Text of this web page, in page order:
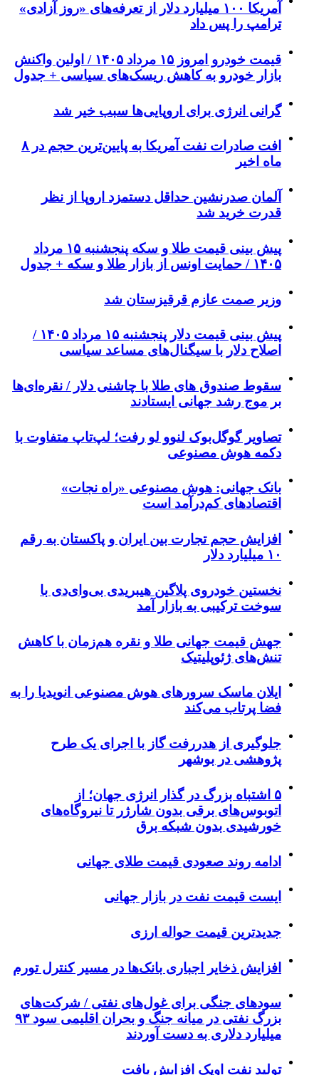
آمریکا ۱۰۰ میلیارد دلار از تعرفه‌های «روز آزادی»
ترامپ را پس داد
قیمت خودرو امروز ۱۵ مرداد ۱۴۰۵ / اولین واکنش
بازار خودرو به کاهش ریسک‌های سیاسی + جدول
گرانی انرژی برای اروپایی‌ها سبب خیر شد
افت صادرات نفت آمریکا به پایین‌ترین حجم در ۸
ماه اخیر
آلمان صدرنشین حداقل دستمزد اروپا از نظر
قدرت خرید شد
پیش‌ بینی قیمت طلا و سکه پنجشنبه ۱۵ مرداد
۱۴۰۵ / حمایت اونس از بازار طلا و سکه + جدول
وزیر صمت عازم قرقیزستان شد
پیش ‌بینی قیمت دلار پنجشنبه ۱۵ مرداد ۱۴۰۵ /
اصلاح دلار با سیگنال‌های مساعد سیاسی
سقوط صندوق های طلا با چاشنی دلار / نقره‌ای‌ها
بر موج رشد جهانی ایستادند
تصاویر گوگل‌بوک لنوو لو رفت؛ لپ‌تاپ متفاوت با
دکمه هوش مصنوعی
بانک جهانی: هوش مصنوعی «راه نجات»
اقتصادهای کم‌درآمد است
افزایش حجم تجارت بین ایران و پاکستان به رقم
۱۰ میلیارد دلار
نخستین خودروی پلاگین هیبریدی بی‌وای‌دی با
سوخت ترکیبی به بازار آمد
جهش قیمت جهانی طلا و نقره هم‌زمان با کاهش
تنش‌های ژئوپلیتیک
ایلان ماسک سرورهای هوش مصنوعی انویدیا را به
فضا پرتاب می‌کند
جلوگیری از هدررفت گاز با اجرای یک طرح
پژوهشی در بوشهر
۵ اشتباه بزرگ در گذار انرژی جهان؛ از
اتوبوس‌های برقی بدون شارژر تا نیروگاه‌های
خورشیدی بدون شبکه برق
ادامه روند صعودی قیمت طلای جهانی
ایست قیمت نفت در بازار جهانی
جدیدترین قیمت حواله ارزی
افزایش ذخایر اجباری بانک‌ها در مسیر کنترل تورم
سودهای جنگی برای غول‌های نفتی / شرکت‌های
بزرگ نفتی در میانه جنگ و بحران اقلیمی سود ۹۳
میلیارد دلاری به دست آوردند
تولید نفت اوپک افزایش یافت